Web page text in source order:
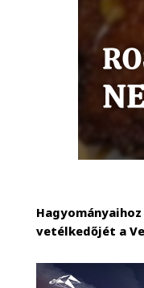
vetélkedőjét a